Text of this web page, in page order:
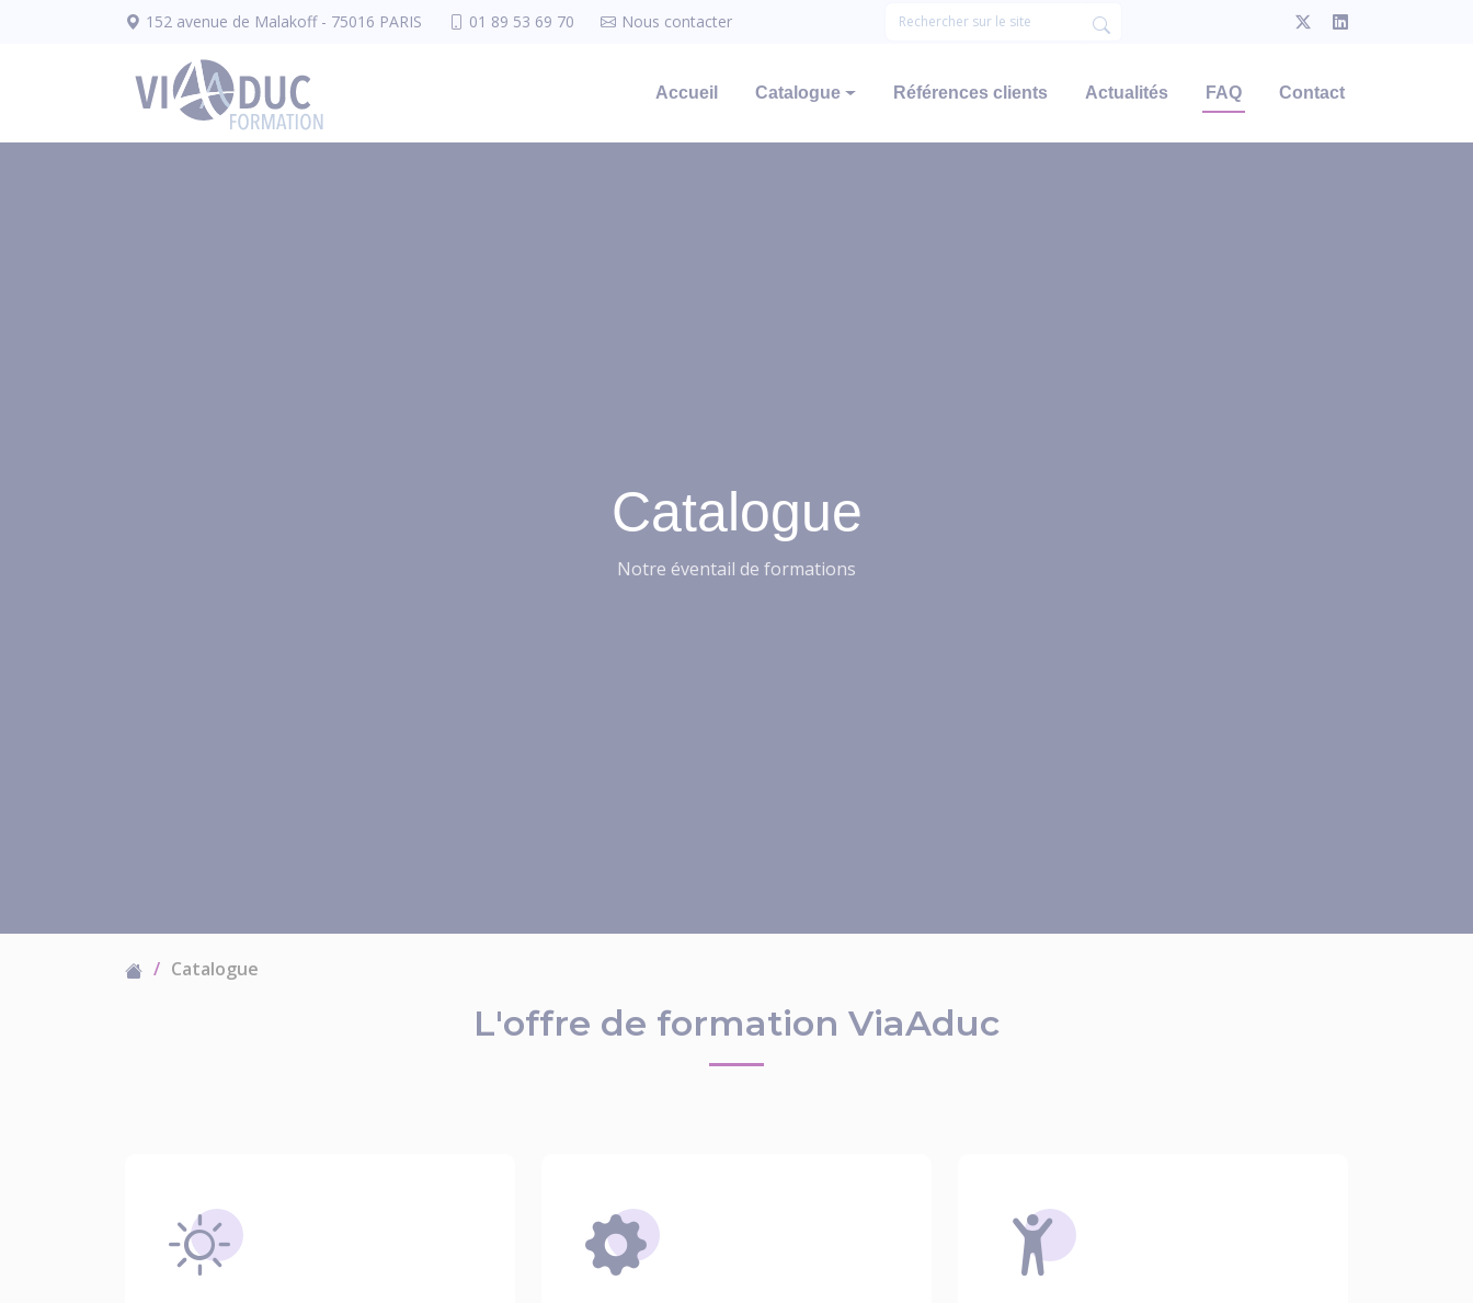
152 avenue de Malakoff - 75016 PARIS 01 89 53 69 70 Nous contacter
Accueil Catalogue Références clients Actualités FAQ Contact
Catalogue
Notre éventail de formations
Catalogue
L'offre de formation ViaAduc
Panneau de gestion des cookies